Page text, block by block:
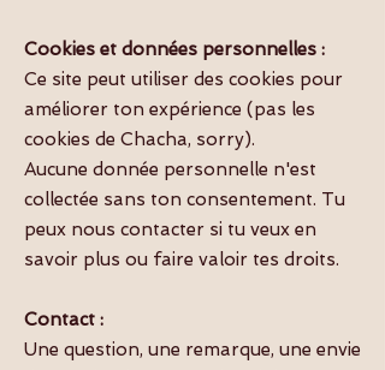
Cookies et données personnelles :
Ce site peut utiliser des cookies pour
améliorer ton expérience (pas les
cookies de Chacha, sorry).
Aucune donnée personnelle n'est
collectée sans ton consentement. Tu
peux nous contacter si tu veux en
savoir plus ou faire valoir tes droits.
Contact :
Une question, une remarque, une envie